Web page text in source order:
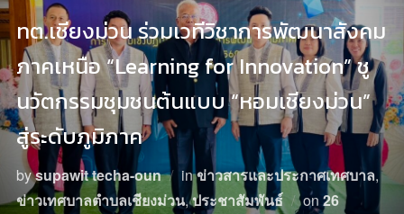
ทต.เชียงม่วน ร่วมเวทีวิชาการพัฒนาสังคม
ภาคเหนือ “Learning for Innovation” ชู
นวัตกรรมชุมชนต้นแบบ “หอมเชียงม่วน”
สู่ระดับภูมิภาค
bysupawit techa-oun inข่าวสารและประกาศเทศบาล,
ข่าวเทศบาลตำบลเชียงม่วน,ประชาสัมพันธ์ on 26